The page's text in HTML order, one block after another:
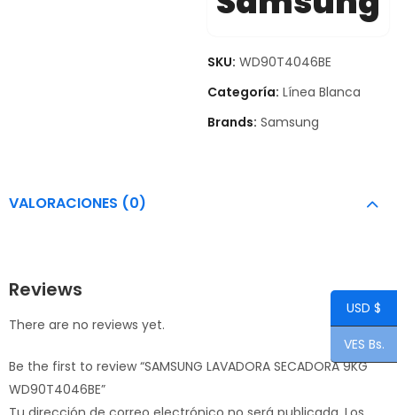
SKU: WD90T4046BE
Categoría: Línea Blanca
Brands: Samsung
VALORACIONES (0)
Reviews
There are no reviews yet.
Be the first to review “SAMSUNG LAVADORA SECADORA 9KG
WD90T4046BE”
USD $
VES Bs.